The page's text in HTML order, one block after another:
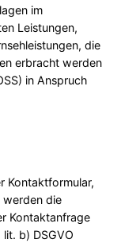
im
Leistungen,
die
erbracht werden
in Anspruch
Kontaktformular,
werden die
Kontaktanfrage
b) DSGVO